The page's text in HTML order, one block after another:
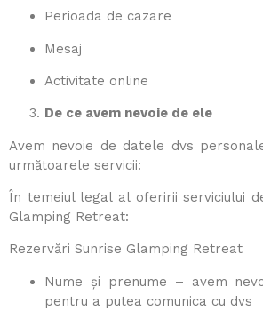
Perioada de cazare
Mesaj
Activitate online
De ce avem nevoie de ele
Avem nevoie de datele dvs
următoarele servicii:
În temeiul legal al oferirii serviciului
Glamping Retreat:
Rezervări Sunrise Glamping Retreat
Nume și prenume – avem
pentru a putea comunica cu dvs